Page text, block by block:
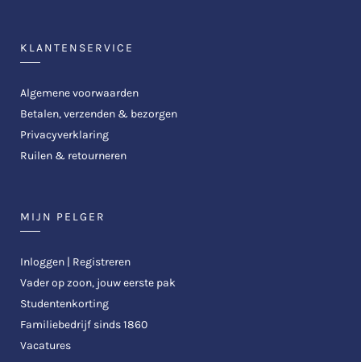
KLANTENSERVICE
Algemene voorwaarden
Betalen, verzenden & bezorgen
Privacyverklaring
Ruilen & retourneren
MIJN PELGER
Inloggen | Registreren
Vader op zoon, jouw eerste pak
Studentenkorting
Familiebedrijf sinds 1860
Vacatures